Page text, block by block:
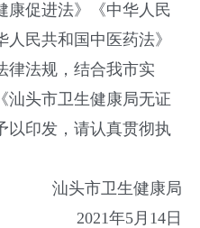
康促进法》《中华人民
民共和国中医药法》
律法规，结合我市实
汕头市卫生健康局无证
以印发，请认真贯彻执
汕头市卫生健康局
2021年5月14日